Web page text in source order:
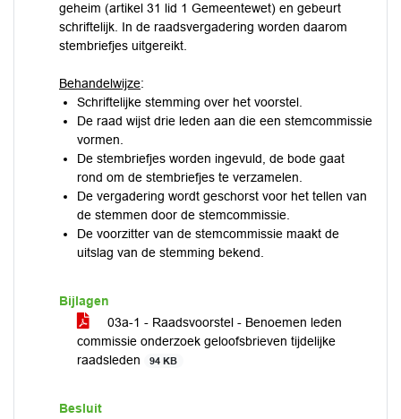
geheim (artikel 31 lid 1 Gemeentewet) en gebeurt
schriftelijk. In de raadsvergadering worden daarom
stembriefjes uitgereikt.
Behandelwijze:
Schriftelijke stemming over het voorstel.
De raad wijst drie leden aan die een stemcommissie
vormen.
De stembriefjes worden ingevuld, de bode gaat
rond om de stembriefjes te verzamelen.
De vergadering wordt geschorst voor het tellen van
de stemmen door de stemcommissie.
De voorzitter van de stemcommissie maakt de
uitslag van de stemming bekend.
Bijlagen
03a-1 - Raadsvoorstel - Benoemen leden
commissie onderzoek geloofsbrieven tijdelijke
raadsleden
94 KB
Besluit